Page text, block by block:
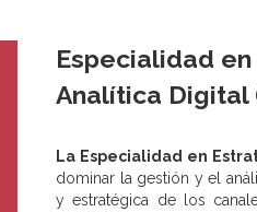
Especialidad
Analítica Digital
La Especialidad en
dominar la gestión y el
y estratégica de los